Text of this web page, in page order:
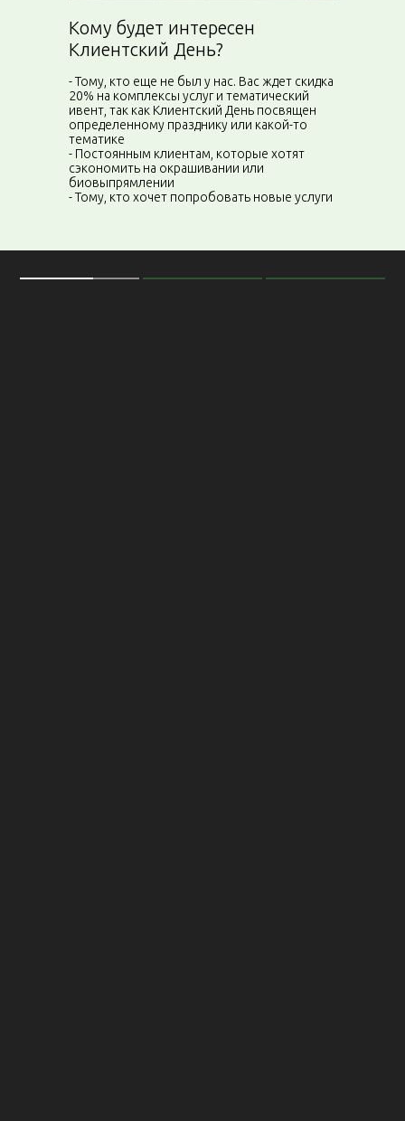
Кому будет интересен
Клиентский День?
- Тому, кто еще не был у нас. Вас ждет скидка
20% на комплексы услуг и тематический
ивент, так как Клиентский День посвящен
определенному празднику или какой-то
тематике
- Постоянным клиентам, которые хотят
сэкономить на окрашивании или
биовыпрямлении
- Тому, кто хочет попробовать новые услуги